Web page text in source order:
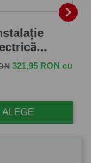
Pret
321,95 RON cu
ALEGE
